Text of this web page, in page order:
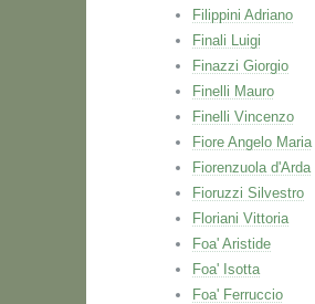
Filippini Adriano
Finali Luigi
Finazzi Giorgio
Finelli Mauro
Finelli Vincenzo
Fiore Angelo Maria
Fiorenzuola d'Arda
Fioruzzi Silvestro
Floriani Vittoria
Foa' Aristide
Foa' Isotta
Foa' Ferruccio